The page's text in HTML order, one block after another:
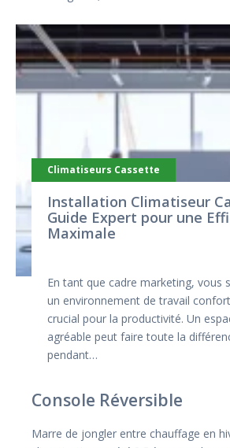
Climatiseurs Cassette
Installation Climatiseur
Guide Expert pour une
Maximale
En tant que cadre marketing, vous
un environnement de travail
crucial pour la productivité. Un
agréable peut faire toute la
pendant…
Console Réversible
Marre de jongler entre chauffage en